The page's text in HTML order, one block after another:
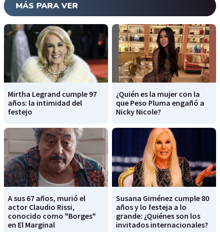
MÁS PARA VER
Mirtha Legrand cumple 97
años: la intimidad del
festejo
¿Quién es la mujer con la
que Peso Pluma engañó a
Nicky Nicole?
A sus 67 años, murió el
actor Claudio Rissi,
conocido como "Borges"
en El Marginal
Susana Giménez cumple 80
años y lo festeja a lo
grande: ¿Quiénes son los
invitados internacionales?